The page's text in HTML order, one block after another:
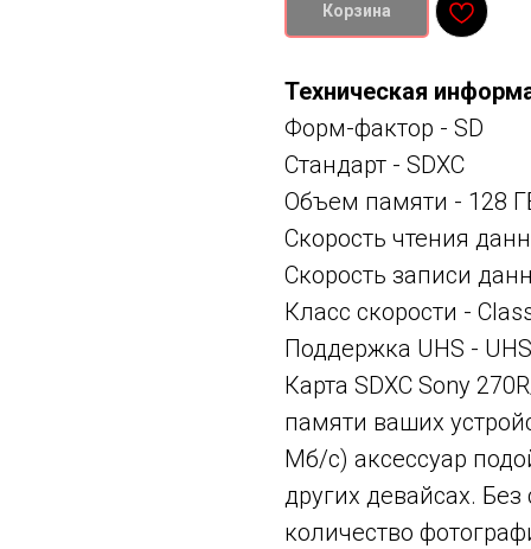
Корзина
Техническая
Форм-фактор - SD
Стандарт - SDXC
Объем памяти - 128
Скорость чтения
Скорость записи
Класс скорости -
Поддержка UHS -
Карта SDXC Sony
памяти ваших
Мб/с) аксессуар
других девайсах.
количество